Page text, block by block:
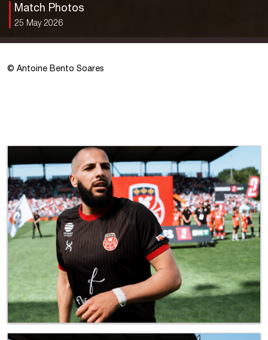
Match Photos
25 May 2026
© Antoine Bento Soares